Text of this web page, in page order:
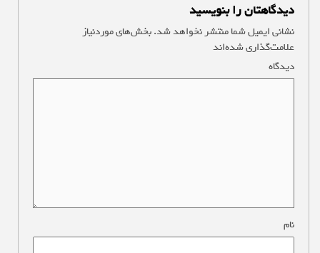
دیدگاهتان را بنویسید
نشانی ایمیل شما منتشر نخواهد شد.بخش‌های موردنیاز
علامت‌گذاری شده‌اند
دیدگاه
نام